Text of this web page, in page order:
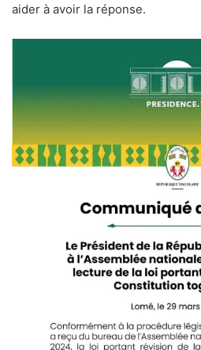
aider à avoir la réponse.